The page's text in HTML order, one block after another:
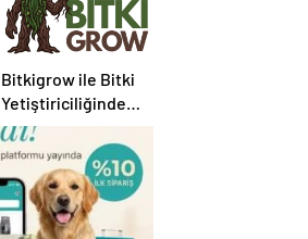
Bitkigrow ile Bitki
Yetiştiriciliğinde
Doğru Ekipman ve
Ürün Seçimi